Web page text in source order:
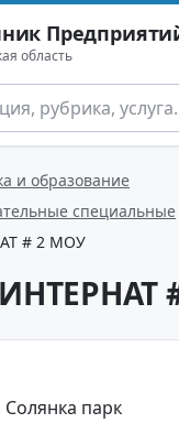
область
и образование
специальные
# 2 МОУ
Солянка парк